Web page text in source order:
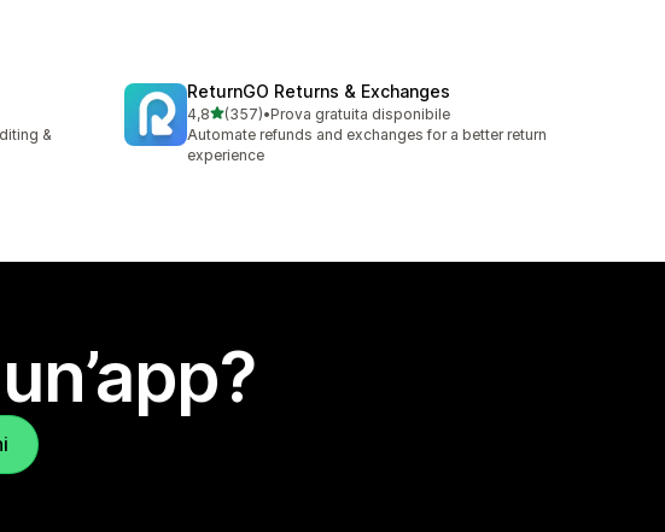
&
ReturnGO Returns & Exchanges
4,8stelle su 5
(357)
357 recensioni totali
•Prova gratuita disponibile
Automate refunds and exchanges for a better return
experience